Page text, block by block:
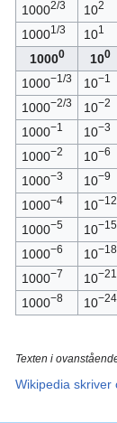
10002/3 102
10001/3 101
10000 100
1000−1/3 10−1
1000−2/3 10−2
1000−1 10−3
1000−2 10−6
1000−3 10−9
1000−4 10−12
1000−5 10−15
1000−6 10−18
1000−7 10−21
1000−8 10−24
Texten i
Wikipedia skriver